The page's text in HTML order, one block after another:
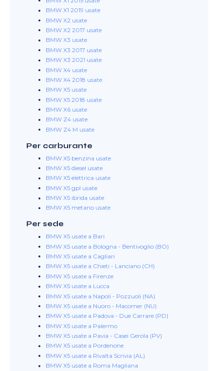
BMW X1 2019 usate
BMW X2 usate
BMW X2 2017 usate
BMW X3 usate
BMW X3 2017 usate
BMW X3 2021 usate
BMW X4 usate
BMW X4 2018 usate
BMW X5 usate
BMW X5 2018 usate
BMW X6 usate
BMW Z4 usate
BMW Z4 M usate
Per carburante
BMW X5 benzina usate
BMW X5 diesel usate
BMW X5 elettrica usate
BMW X5 gpl usate
BMW X5 ibrida usate
BMW X5 metano usate
Per sede
BMW X5 usate a Bari
BMW X5 usate a Bologna - Bentivoglio (BO)
BMW X5 usate a Cagliari
BMW X5 usate a Chieti - Lanciano (CH)
BMW X5 usate a Firenze
BMW X5 usate a Lucca
BMW X5 usate a Napoli - Pozzuoli (NA)
BMW X5 usate a Nuoro - Macomer (NU)
BMW X5 usate a Padova - Due Carrare (PD)
BMW X5 usate a Palermo
BMW X5 usate a Pavia - Casei Gerola (PV)
BMW X5 usate a Pordenone
BMW X5 usate a Rivalta Scrivia (AL)
BMW X5 usate a Roma Magliana